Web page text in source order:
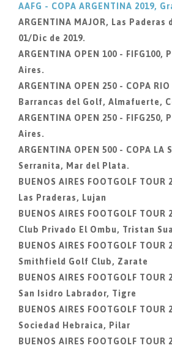
AAFG - COPA ARGENTINA 2019,
ARGENTINA MAJOR, Las
01/Dic de 2019.
ARGENTINA OPEN 100 -
Aires.
ARGENTINA OPEN 250 - COPA RIO
Barrancas del Golf, Almafuerte,
ARGENTINA OPEN 250 -
Aires.
ARGENTINA OPEN 500 - COPA LA
Serranita, Mar del Plata.
BUENOS AIRES FOOTGOLF TOUR
Las Praderas, Lujan
BUENOS AIRES FOOTGOLF TOUR
Club Privado El Ombu, Tristan
BUENOS AIRES FOOTGOLF TOUR
Smithfield Golf Club, Zarate
BUENOS AIRES FOOTGOLF TOUR
San Isidro Labrador, Tigre
BUENOS AIRES FOOTGOLF TOUR
Sociedad Hebraica, Pilar
BUENOS AIRES FOOTGOLF TOUR